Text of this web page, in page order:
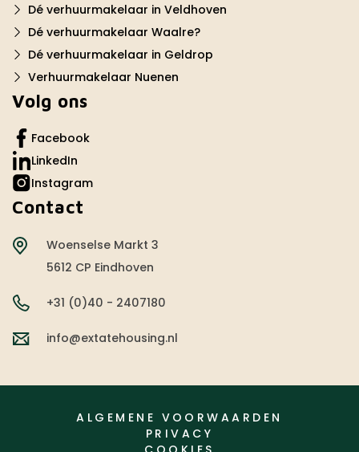
Dé verhuurmakelaar in Veldhoven
Dé verhuurmakelaar Waalre?
Dé verhuurmakelaar in Geldrop
Verhuurmakelaar Nuenen
Volg ons
Facebook
LinkedIn
Instagram
Contact
Woenselse Markt 3
5612 CP Eindhoven
+31 (0)40 - 2407180
info@extatehousing.nl
ALGEMENE VOORWAARDEN
PRIVACY